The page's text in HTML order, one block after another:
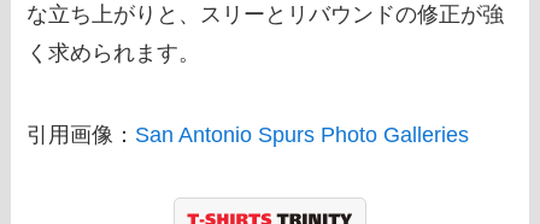
な立ち上がりと、スリーとリバウンドの修正が強
く求められます。
引用画像： San Antonio Spurs Photo Galleries